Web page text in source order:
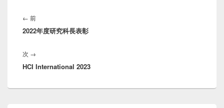
稿
ナ
ゲ
ー
シ
← 前前
の
2022年度研究科長表彰
次 →
の
稿:
HCI International 2023